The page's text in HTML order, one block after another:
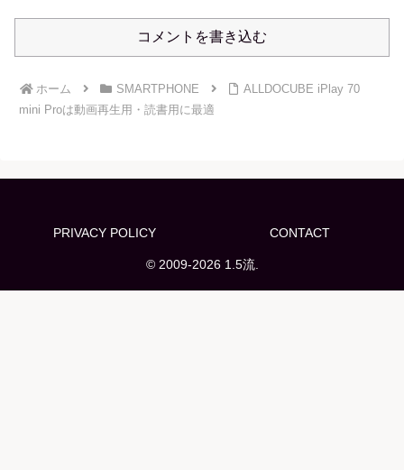
コメントを書き込む
ホーム SMARTPHONE
ALLDOCUBE iPlay 70
mini Proは動画再生用・読書用に最適
PRIVACY POLICY CONTACT
© 2009-2026 1.5流.